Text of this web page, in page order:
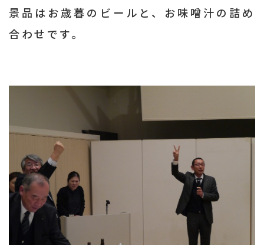
景品はお歳暮のビールと、お味噌汁の詰め
合わせです。